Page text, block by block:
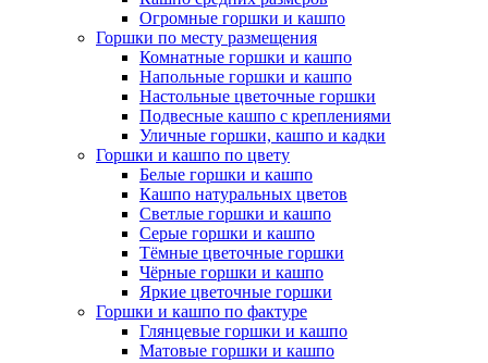
Огромные горшки и кашпо
Горшки по месту размещения
Комнатные горшки и кашпо
Напольные горшки и кашпо
Настольные цветочные горшки
Подвесные кашпо с креплениями
Уличные горшки, кашпо и кадки
Горшки и кашпо по цвету
Белые горшки и кашпо
Кашпо натуральных цветов
Светлые горшки и кашпо
Серые горшки и кашпо
Тёмные цветочные горшки
Чёрные горшки и кашпо
Яркие цветочные горшки
Горшки и кашпо по фактуре
Глянцевые горшки и кашпо
Матовые горшки и кашпо